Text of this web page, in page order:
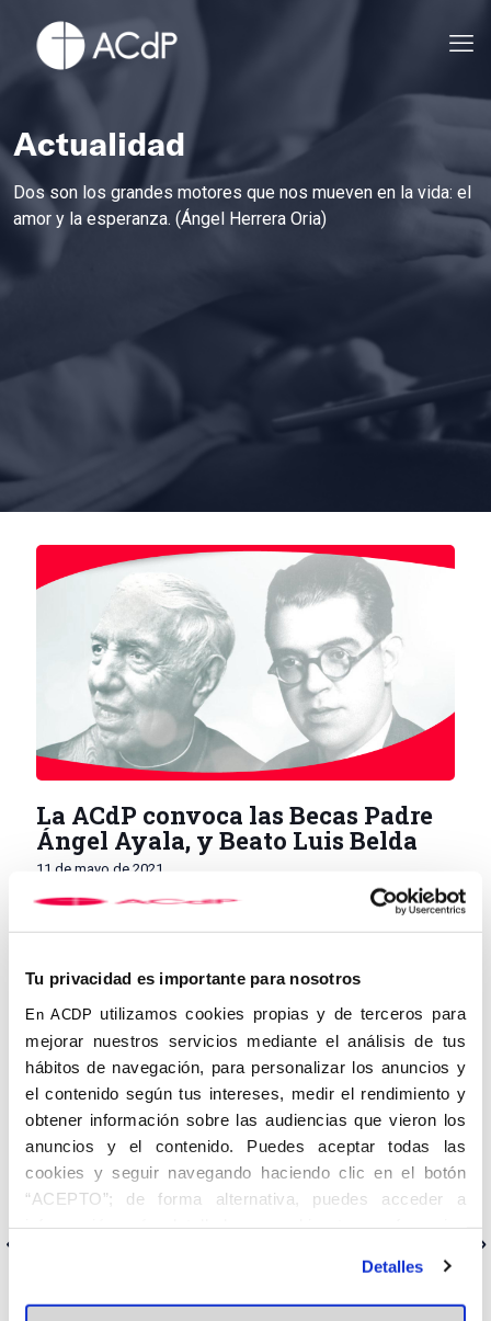
Tu privacidad es importante para nosotros
En ACDP utilizamos cookies propias y de terceros para
mejorar nuestros servicios mediante el análisis de tus
hábitos de navegación, para personalizar los anuncios y
el contenido según tus intereses, medir el rendimiento y
obtener información sobre las audiencias que vieron los
anuncios y el contenido. Puedes aceptar todas las
cookies y seguir navegando haciendo clic en el botón
“ACEPTO”; de forma alternativa, puedes acceder a
información más detallada y cambiar tus preferencias
en el botón "Personalizar". Para más información puedes
visitar nuestra Política de Cookies
Detalles
Actualidad
Dos son los grandes motores que nos mueven en la vida: el
amor y la esperanza. (Ángel Herrera Oria)
La ACdP convoca las Becas Padre
Ángel Ayala, y Beato Luis Belda
11 de mayo de 2021
cursar estudios deGrado en Humanidades,
historia del Arte
en la Universidad San Pablo CEU, durante en el
curso 2021-2022.
La Asociación Católica de Propagandistas, es una institución
fundada en 1908, erigida como asociación privada de fieles
laicos que quieren responder a su vocación a la santidad
mediante la evangelización de la vida pública y la ordenación de
las estructuras sociales, según las exigencias del Reino de Dios.
BASES DE LA CONVOCATORIA